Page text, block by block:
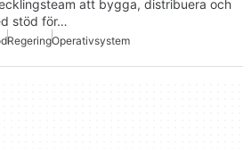
att bygga, distribuera och
stöd för…
RegeringOperativsystem